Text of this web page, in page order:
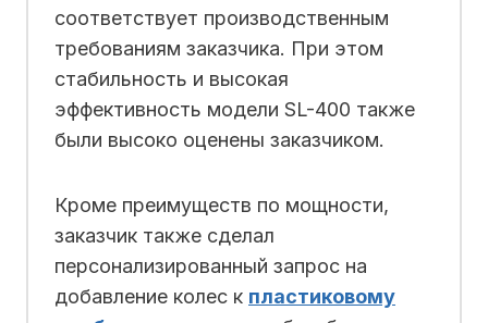
соответствует производственным
требованиям заказчика. При этом
стабильность и высокая
эффективность модели SL-400 также
были высоко оценены заказчиком.
Кроме преимуществ по мощности,
заказчик также сделал
персонализированный запрос на
добавление колес к пластиковому